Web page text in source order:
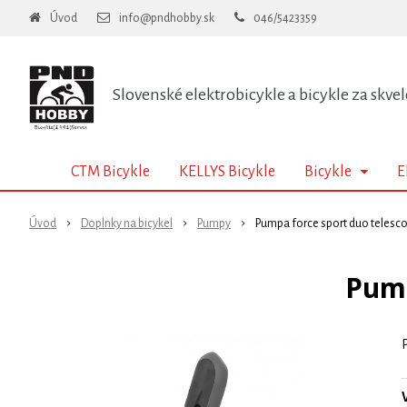
Slovenské elektrobicykle a bicykle za
Úvod info@pndhobby.sk 046/5423359
CTM Bicykle KELLYS Bicykle Bicykle
Úvod Doplnky na bicykel Pumpy Pumpa force sport duo